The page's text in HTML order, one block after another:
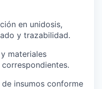
en unidosis,
y trazabilidad.
materiales
insumos conforme